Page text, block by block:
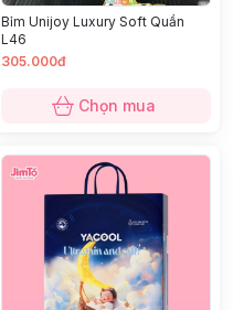
Bỉm Unijoy Luxury Soft Quần
L46
305.000đ
Chọn mua